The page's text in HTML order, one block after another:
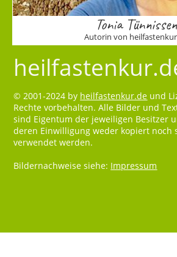
Tonia Tünnissen
Autorin von
© 2001-2024 by heilfastenkur.de und
Rechte vorbehalten. Alle Bilder und
sind Eigentum der jeweiligen Besitzer
deren Einwilligung weder kopiert noch
verwendet werden.
Bildernachweise siehe: Impressum